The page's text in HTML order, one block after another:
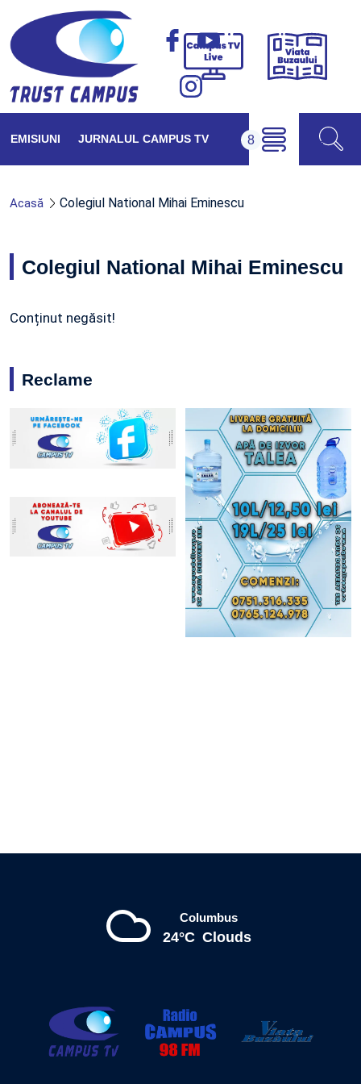
Campus
Viața
EMISIUNI JURNALUL CAMPUS TV
Acasă Colegiul National Mihai Eminescu
Colegiul National Mihai Eminescu
Conținut negăsit!
Reclame
Columbus
24°C Clouds